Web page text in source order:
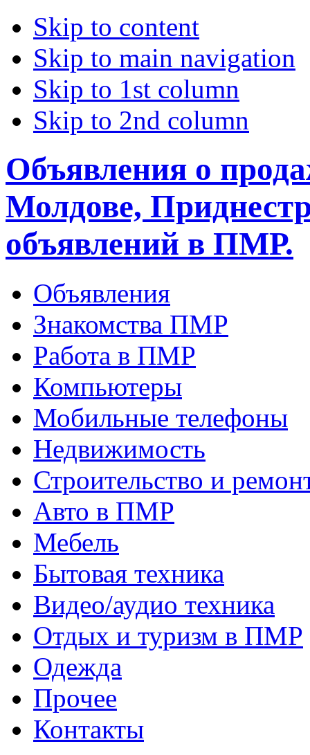
Skip to content
Skip to main navigation
Skip to 1st column
Skip to 2nd column
Объявления о
Молдове,
объявлений в ПМР.
Объявления
Знакомства ПМР
Работа в ПМР
Компьютеры
Мобильные телефоны
Недвижимость
Строительство и
Авто в ПМР
Мебель
Бытовая техника
Видео/аудио техника
Отдых и туризм в ПМР
Одежда
Прочее
Контакты